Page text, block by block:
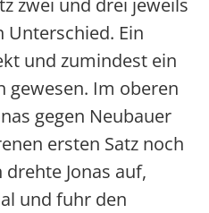
Ein
und zumindest ein
gewesen. Im oberen
gegen Neubauer
ersten Satz noch
Jonas auf,
und fuhr den